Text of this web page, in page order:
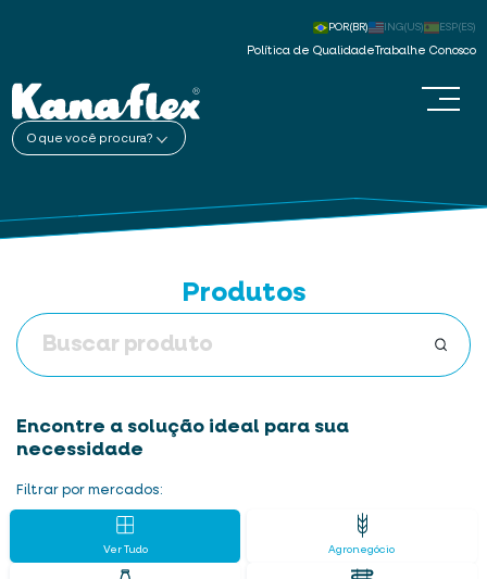
Política de Qualidade Trabalhe Conosco
POR(BR) ING(US) ESP(ES)
O que você procura?
Produtos
Encontre a solução ideal para sua
necessidade
Filtrar por mercados:
Ver Tudo Agronegócio